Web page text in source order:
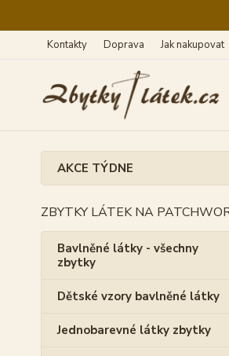
Kontakty Doprava Jak nakupovat
AKCE TÝDNE
ZBYTKY LÁTEK NA
Bavlněné látky - všechny
zbytky
Dětské vzory bavlněné látky
Jednobarevné látky zbytky